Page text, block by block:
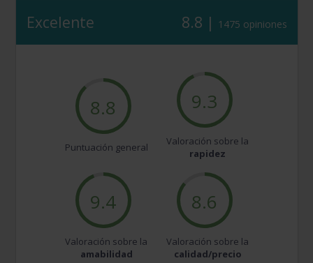
Excelente 8.8 | 1475 opiniones
8.8
Puntuación general
9.3
Valoración sobre la
rapidez
9.4
Valoración sobre la
amabilidad
8.6
Valoración sobre la
calidad/precio